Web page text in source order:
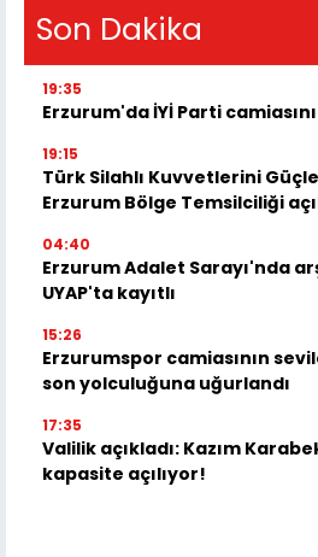
Son Dakika
19:35
Erzurum'da İYİ Parti
19:15
Türk Silahlı Kuvvetlerini
Erzurum Bölge Temsilciliği
04:40
Erzurum Adalet Sarayı'nda
UYAP'ta kayıtlı
15:26
Erzurumspor camiasının
son yolculuğuna uğurlandı
17:35
Valilik açıkladı: Kazım
kapasite açılıyor!